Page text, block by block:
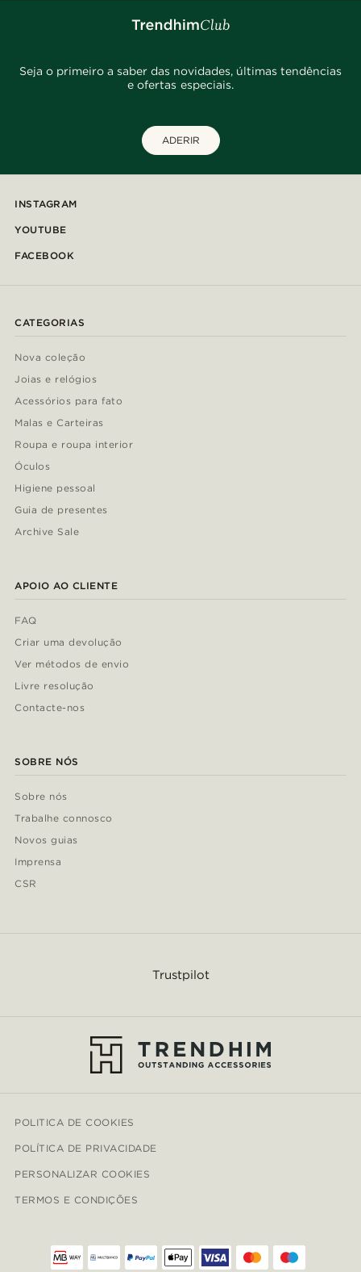
Seja o primeiro a saber das novidades, últimas tendências
e ofertas especiais.
ADERIR
INSTAGRAM
YOUTUBE
FACEBOOK
CATEGORIAS
Nova coleção
Joias e relógios
Acessórios para fato
Malas e Carteiras
Roupa e roupa interior
Óculos
Higiene pessoal
Guia de presentes
Archive Sale
APOIO AO CLIENTE
FAQ
Criar uma devolução
Ver métodos de envio
Livre resolução
Contacte-nos
SOBRE NÓS
Sobre nós
Trabalhe connosco
Novos guias
Imprensa
CSR
Trustpilot
POLITICA DE COOKIES
POLÍTICA DE PRIVACIDADE
PERSONALIZAR COOKIES
TERMOS E CONDIÇÕES